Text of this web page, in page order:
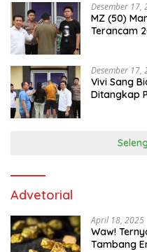
Desember 17,
MZ (50)
Terancam
Desember 17,
Vivi Sang
Ditangkap
Advetorial
April 18, 2025
Waw!
Tambang